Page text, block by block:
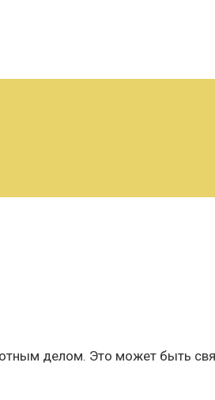
делом. Это может быть